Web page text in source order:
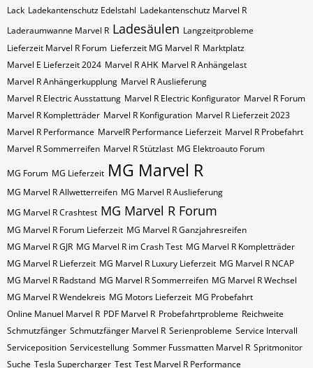
Lack Ladekantenschutz Edelstahl Ladekantenschutz Marvel R
Laderaumwanne Marvel R Ladesäulen Langzeitprobleme
Lieferzeit Marvel R Forum Lieferzeit MG Marvel R Marktplatz
Marvel E Lieferzeit 2024 Marvel R AHK Marvel R Anhängelast
Marvel R Anhängerkupplung Marvel R Auslieferung
Marvel R Electric Ausstattung Marvel R Electric Konfigurator Marvel R Forum
Marvel R Kompletträder Marvel R Konfiguration Marvel R Lieferzeit 2023
Marvel R Performance MarvelR Performance Lieferzeit Marvel R Probefahrt
Marvel R Sommerreifen Marvel R Stützlast MG Elektroauto Forum
MG Forum MG Lieferzeit MG Marvel R
MG Marvel R Allwetterreifen MG Marvel R Auslieferung
MG Marvel R Crashtest MG Marvel R Forum
MG Marvel R Forum Lieferzeit MG Marvel R Ganzjahresreifen
MG Marvel R GJR MG Marvel R im Crash Test MG Marvel R Kompletträder
MG Marvel R Lieferzeit MG Marvel R Luxury Lieferzeit MG Marvel R NCAP
MG Marvel R Radstand MG Marvel R Sommerreifen MG Marvel R Wechsel
MG Marvel R Wendekreis MG Motors Lieferzeit MG Probefahrt
Online Manuel Marvel R PDF Marvel R Probefahrtprobleme Reichweite
Schmutzfänger Schmutzfänger Marvel R Serienprobleme Service Intervall
Serviceposition Servicestellung Sommer Fussmatten Marvel R Spritmonitor
Suche Tesla Supercharger Test Test Marvel R Performance